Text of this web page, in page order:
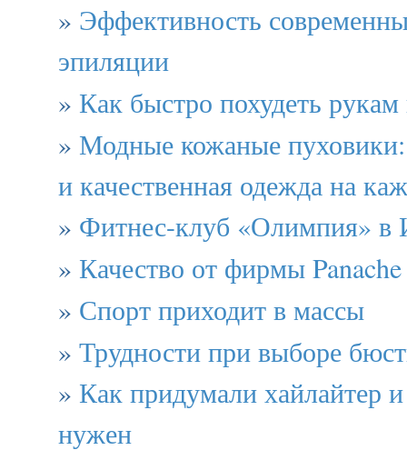
» Эффективность
эпиляции
» Как быстро похудеть
» Модные кожаные пуховики:
и качественная одежда на
» Фитнес-клуб «Олимпия» в
» Качество от фирмы Panache
» Спорт приходит в массы
» Трудности при выборе
» Как придумали хайлайтер
нужен